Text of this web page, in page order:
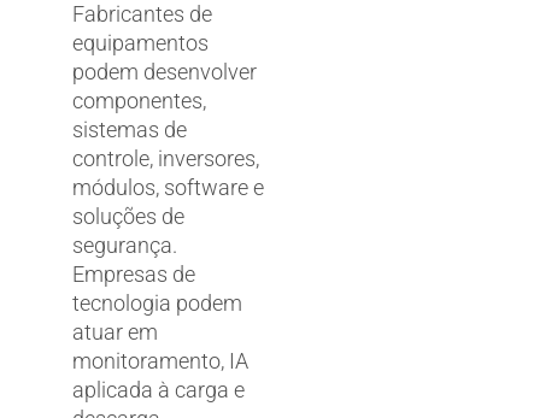
Fabricantes de
equipamentos
podem desenvolver
componentes,
sistemas de
controle, inversores,
módulos, software e
soluções de
segurança.
Empresas de
tecnologia podem
atuar em
monitoramento, IA
aplicada à carga e